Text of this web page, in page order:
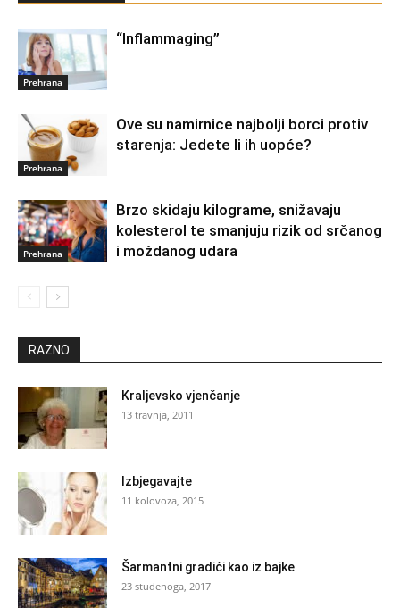
Prehrana
“Inflammaging”
Prehrana
Ove su namirnice najbolji borci protiv
starenja: Jedete li ih uopće?
Prehrana
Brzo skidaju kilograme, snižavaju
kolesterol te smanjuju rizik od srčanog
i moždanog udara
RAZNO
Kraljevsko vjenčanje
13 travnja, 2011
Izbjegavajte
11 kolovoza, 2015
Šarmantni gradići kao iz bajke
23 studenoga, 2017